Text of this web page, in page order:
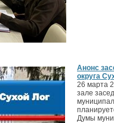
Анонс
округа
26 марта
зале
Думы